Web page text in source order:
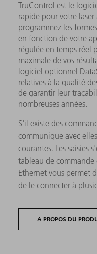
TruControl est le
rapide pour votre laser
programmez les
en fonction de votre
régulée en temps réel
maximale de vos
logiciel optionnel
relatives à la qualité
de garantir leur
nombreuses années.
S'il existe des
communique avec
courantes. Les saisies
tableau de commande
Ethernet vous permet
de le connecter à
A PROPOS DU